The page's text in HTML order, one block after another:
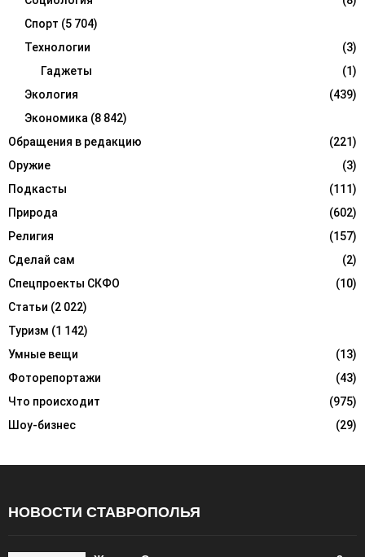
Спорт (5 704)
Технологии
(3)
Гаджеты
(1)
Экология
(439)
Экономика (8 842)
Обращения в редакцию
(221)
Оружие
(3)
Подкасты
(111)
Природа
(602)
Религия
(157)
Сделай сам
(2)
Спецпроекты СКФО
(10)
Статьи (2 022)
Туризм (1 142)
Умные вещи
(13)
Фоторепортажи
(43)
Что происходит
(975)
Шоу-бизнес
(29)
НОВОСТИ СТАВРОПОЛЬЯ